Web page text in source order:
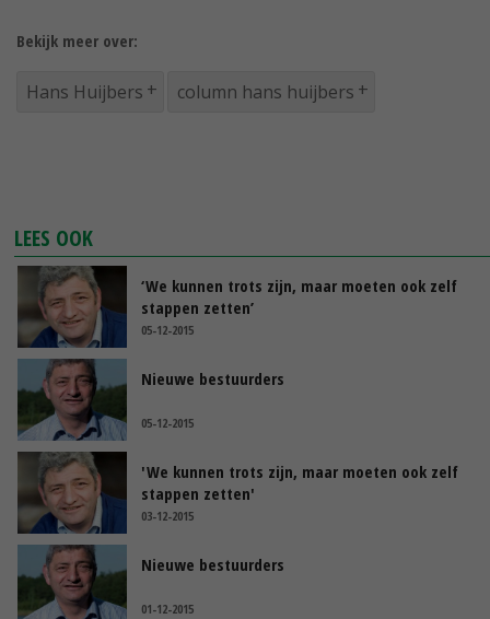
Bekijk meer over:
Hans Huijbers column hans huijbers
LEES OOK
‘We kunnen trots zijn, maar moeten ook zelf
stappen zetten’
05-12-2015
Nieuwe bestuurders
05-12-2015
'We kunnen trots zijn, maar moeten ook zelf
stappen zetten'
03-12-2015
Nieuwe bestuurders
01-12-2015